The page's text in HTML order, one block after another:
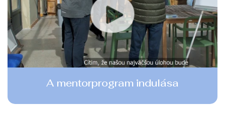
A mentorprogram indulása